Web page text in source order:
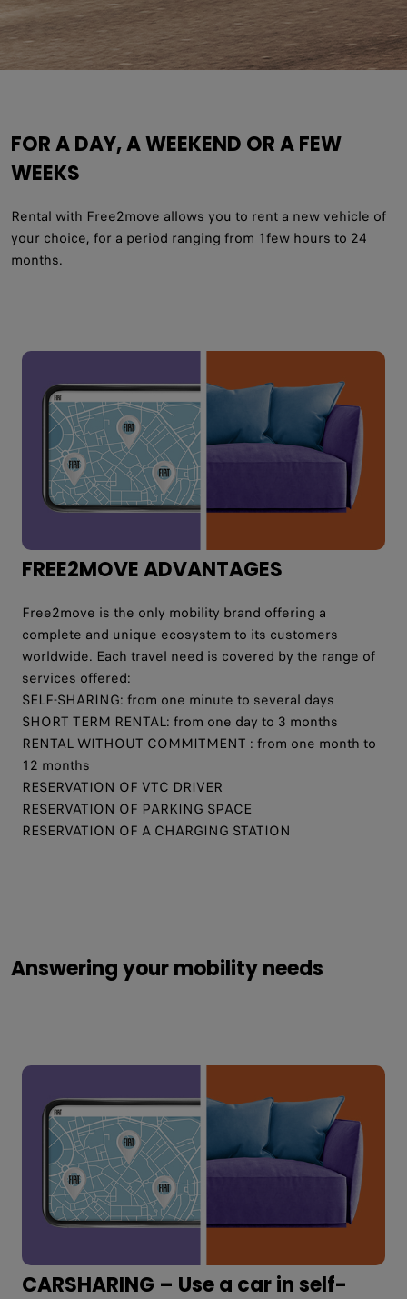
FOR A DAY, A WEEKEND OR A FEW
WEEKS
Rental with Free2move allows you to rent a new vehicle of
your choice, for a period ranging from 1few hours to 24
months.
FREE2MOVE ADVANTAGES
Free2move is the only mobility brand offering a
complete and unique ecosystem to its customers
worldwide. Each travel need is covered by the range of
services offered:
SELF-SHARING: from one minute to several days
SHORT TERM RENTAL: from one day to 3 months
RENTAL WITHOUT COMMITMENT : from one month to
12 months
RESERVATION OF VTC DRIVER
RESERVATION OF PARKING SPACE
RESERVATION OF A CHARGING STATION
Answering your mobility needs
CARSHARING – Use a car in self-